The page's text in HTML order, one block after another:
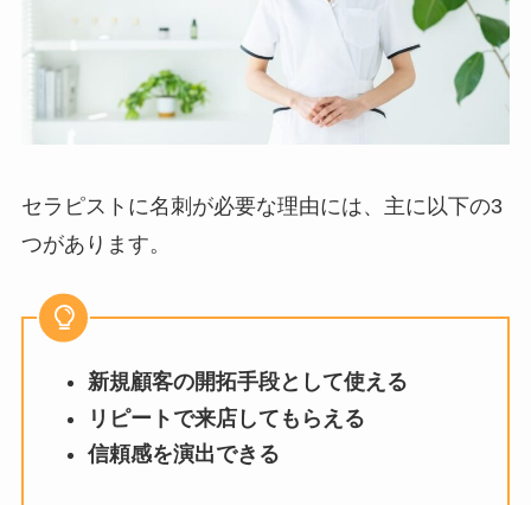
セラピストに名刺が必要な理由には、主に以下の3
つがあります。
新規顧客の開拓手段として使える
リピートで来店してもらえる
信頼感を演出できる